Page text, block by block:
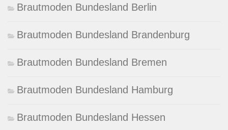
Brautmoden Bundesland Berlin
Brautmoden Bundesland Brandenburg
Brautmoden Bundesland Bremen
Brautmoden Bundesland Hamburg
Brautmoden Bundesland Hessen